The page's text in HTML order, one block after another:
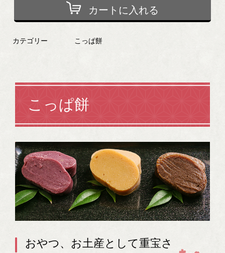
カートに入れる
カテゴリー こっぱ餅
こっぱ餅
おやつ、お土産として重宝さ